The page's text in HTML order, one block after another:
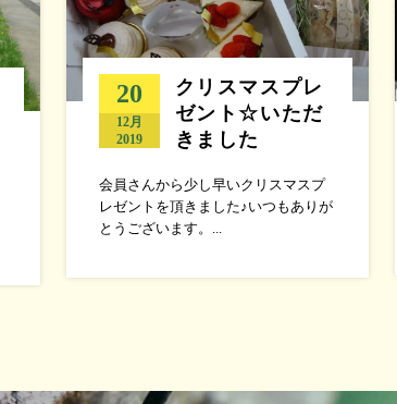
20
12月
2019
クリスマスプレ
ゼント☆いただ
きました
会員さんから少し早いクリスマスプ
レゼントを頂きました♪いつもありが
とうございます。...